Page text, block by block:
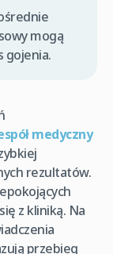
mogą
gojenia.
medyczny
rezultatów.
z kliniką. Na
przebieg